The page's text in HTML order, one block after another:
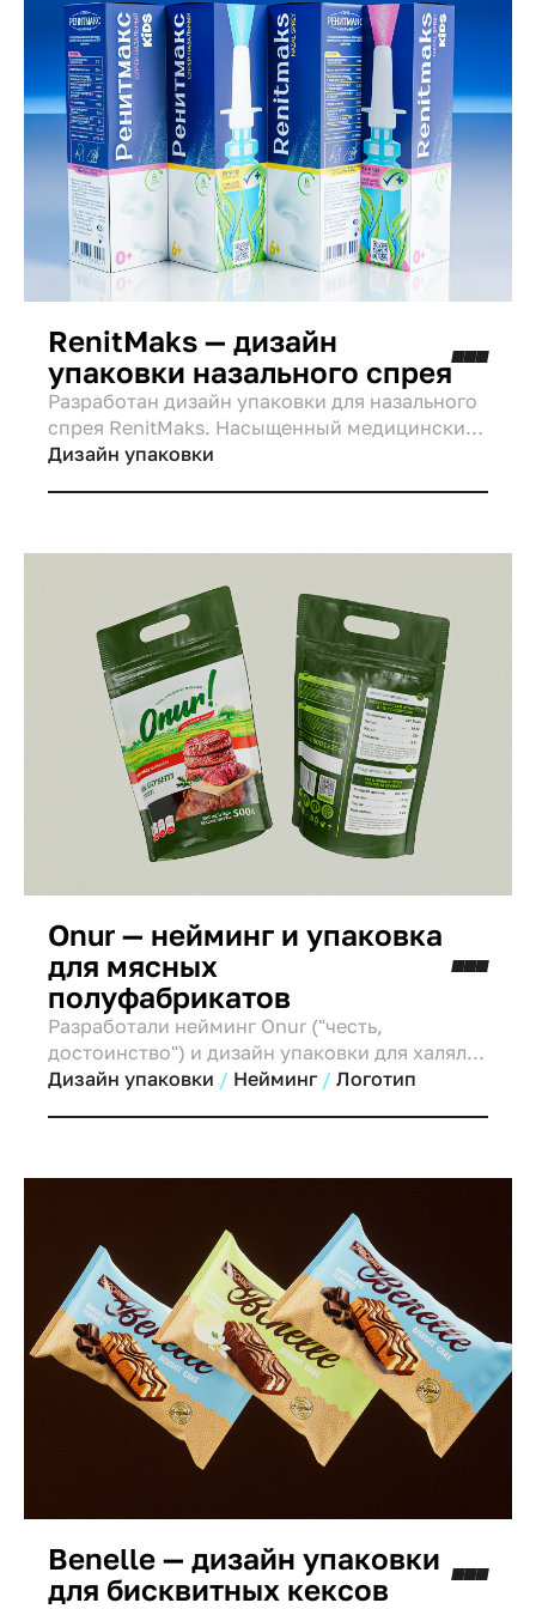
RenitMaks — дизайн
упаковки назального спрея
Разработан дизайн упаковки для назального
спрея RenitMaks. Насыщенный медицинский
синий цвет, листья эвкалипта (природное
аптечной полки.
Дизайн упаковки
Onur — нейминг и упаковка
для мясных
полуфабрикатов
Разработали нейминг Onur ("честь,
достоинство") и дизайн упаковки для халяль-
полуфабрикатов (котлеты). Прозрачная
Дизайн упаковки Нейминг Логотип
Benelle — дизайн упаковки
для бисквитных кексов